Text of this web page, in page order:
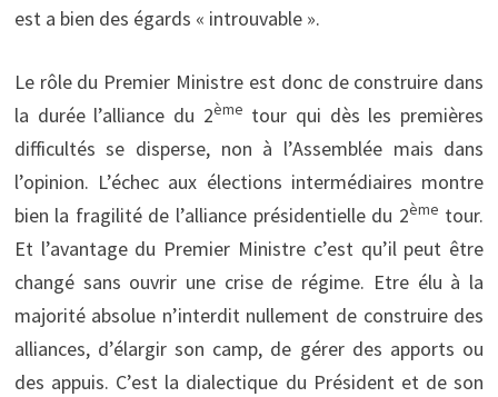
est a bien des égards « introuvable ».
Le rôle du Premier Ministre est donc de construire dans
la durée l’alliance du 2ème tour qui dès les premières
difficultés se disperse, non à l’Assemblée mais dans
l’opinion. L’échec aux élections intermédiaires montre
bien la fragilité de l’alliance présidentielle du 2ème tour.
Et l’avantage du Premier Ministre c’est qu’il peut être
changé sans ouvrir une crise de régime. Etre élu à la
majorité absolue n’interdit nullement de construire des
alliances, d’élargir son camp, de gérer des apports ou
des appuis. C’est la dialectique du Président et de son